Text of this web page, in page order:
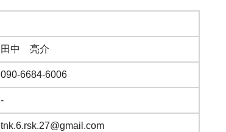
田中 亮介
090-6684-6006
-
tnk.6.rsk.27@gmail.com